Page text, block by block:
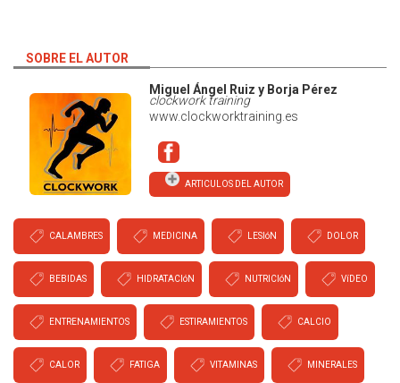
SOBRE EL AUTOR
Miguel Ángel Ruiz y Borja Pérez
clockwork training
www.clockworktraining.es
ARTICULOS DEL AUTOR
CALAMBRES MEDICINA LESIóN DOLOR
BEBIDAS HIDRATACIóN NUTRICIóN VíDEO
ENTRENAMIENTOS ESTIRAMIENTOS CALCIO
CALOR FATIGA VITAMINAS MINERALES